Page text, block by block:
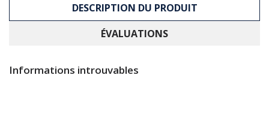
DESCRIPTION DU PRODUIT
ÉVALUATIONS
Informations introuvables